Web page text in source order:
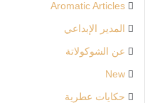
Aromatic Articles
المدير الإبداعي
عن الشوكولاتة
New
حكايات عطرية